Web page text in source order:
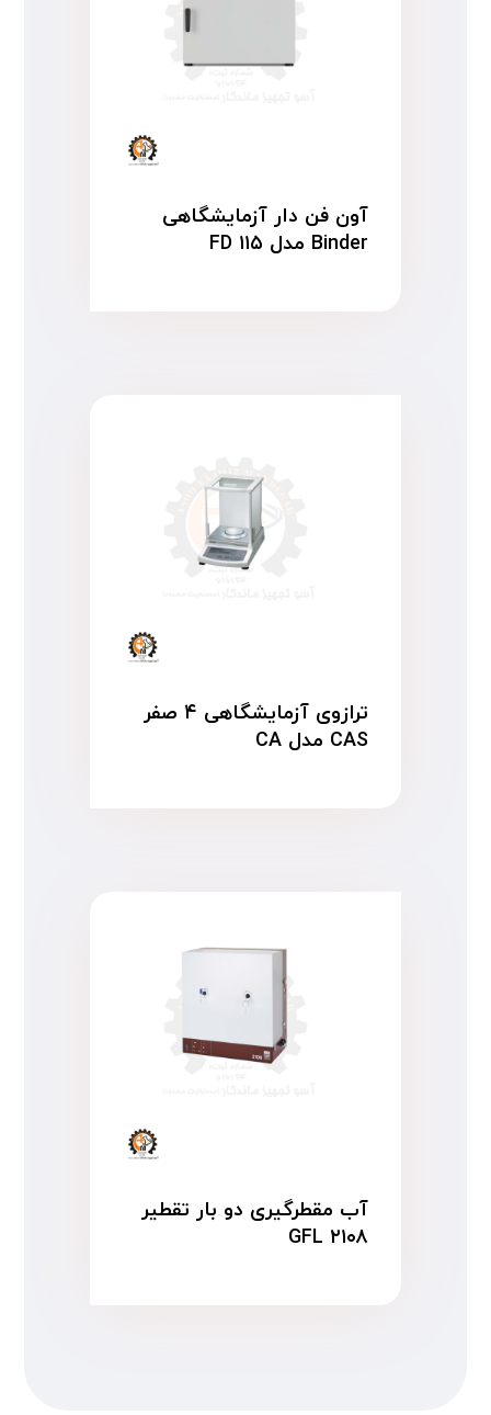
آون فن دار آزمایشگاهی
Binder مدل FD ۱۱۵
ترازوی آزمایشگاهی ۴ صفر
CAS مدل CA
آب مقطرگیری دو بار تقطیر
GFL ۲۱۰۸